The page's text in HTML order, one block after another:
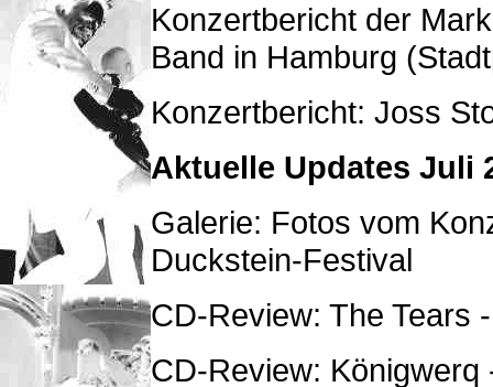
Konzertbericht der
Band in Hamburg
Konzertbericht: Joss
Aktuelle Updates Juli
Galerie: Fotos vom
Duckstein-Festival
CD-Review: The Tears
CD-Review: Königwerq